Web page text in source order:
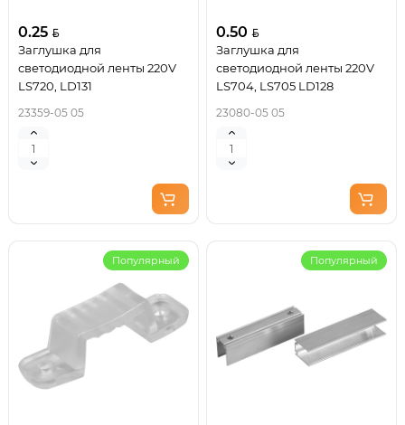
0.25
Заглушка для
светодиодной ленты 220V
LS720, LD131
23359-05 05
0.50
Заглушка для
светодиодной ленты 220V
LS704, LS705 LD128
23080-05 05
Популярный Популярный